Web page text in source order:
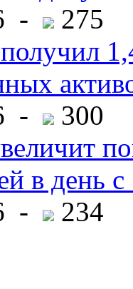
-
275
-
300
в день с
-
234